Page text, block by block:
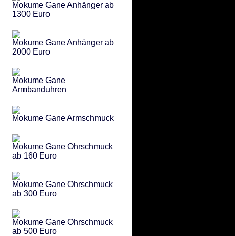
Mokume Gane Anhänger ab
1300 Euro
Mokume Gane Anhänger ab
2000 Euro
Mokume Gane
Armbanduhren
Mokume Gane Armschmuck
Mokume Gane Ohrschmuck
ab 160 Euro
Mokume Gane Ohrschmuck
ab 300 Euro
Mokume Gane Ohrschmuck
ab 500 Euro